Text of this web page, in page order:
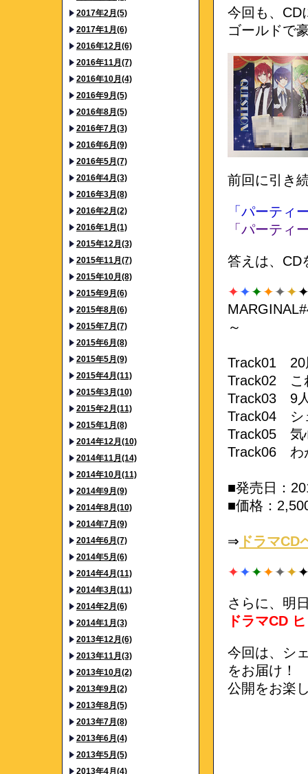
2017年2月(5)
2017年1月(6)
2016年12月(6)
2016年11月(7)
2016年10月(4)
2016年9月(5)
2016年8月(5)
2016年7月(3)
2016年6月(9)
2016年5月(7)
2016年4月(3)
2016年3月(8)
2016年2月(2)
2016年1月(1)
2015年12月(3)
2015年11月(7)
2015年10月(8)
2015年9月(6)
2015年8月(6)
2015年7月(7)
2015年6月(8)
2015年5月(9)
2015年4月(11)
2015年3月(10)
2015年2月(11)
2015年1月(8)
2014年12月(10)
2014年11月(14)
2014年10月(11)
2014年9月(9)
2014年8月(10)
2014年7月(9)
2014年6月(7)
2014年5月(6)
2014年4月(11)
2014年3月(11)
2014年2月(6)
2014年1月(3)
2013年12月(6)
2013年11月(3)
2013年10月(2)
2013年9月(2)
2013年8月(5)
2013年7月(8)
2013年6月(4)
2013年5月(5)
2013年4月(4)
今回も、CD
ゴールドで
前回に引き
「パーティ
「パーティ
答えは、CD
✦✦✦✦✦✦
～
Track01 20
Track02 こ
Track03 9
Track04 シ
Track05 気
Track06 わ
■発売日：
■価格：
⇒ ドラマCD
✦✦✦✦✦✦
さらに、明
ドラマCD
今回は、シ
をお届け！
公開をお楽